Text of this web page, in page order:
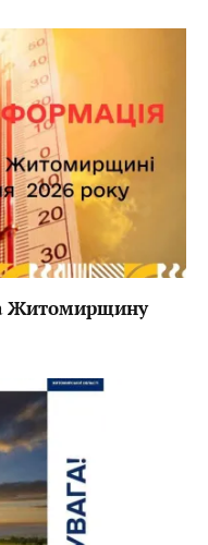
Житомирщину